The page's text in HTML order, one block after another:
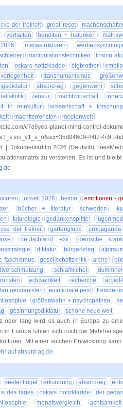
der freiheit great reset
verhalten banditen + halunken
mafiastrukturen
manipulationstechniken irrsinn
oskars notizkladde bigbrother
verlogenheit transhumanismus
absurd-ag gegenwehr
zensur machtwirtschaft
in reinkultur
wissenschaft + forschung
machtterroristen
medienwelt
v7d8yea-planet-mind-control-
44f7-
| Dokumentarfilm 2026 (Deutsch)
zu verstehen. Es ist und
orwell 2026 heimat emotionen -
bücher + literatur schweden
futurologie gedankensplitter
der freiheit
gartenglück propaganda
deutschland exit deutsche
diktatur bürgerkrieg
faschismus
gesellschaftskritik arche
schlafmichel
achtsamkeit recherche
germanistan
emotionale pest
größenwahn + psychopathen
gesinnungsdiktatur
schöne neue welt
oder lang wird es auch in Europa zu
in Europa fühlen sich noch der
Mit einer solchen Entwicklung
auf absurd-ag.de
seelenflügel erkundung absurd-ag
des tages
oskars notizkladde der
monatsvergleich achtsamkeit